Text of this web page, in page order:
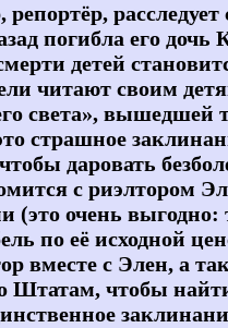
погибла его
детей
читают своим
света», вышедшей
страшное
даровать
с риэлтором
(это очень
по её исходной
вместе с Элен, а
Штатам, чтобы